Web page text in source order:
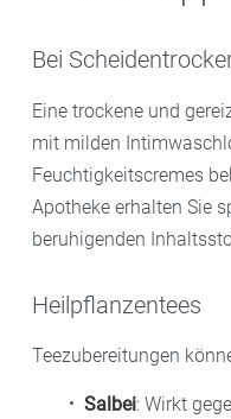
Bei
Eine trockene und
mit milden
Feuchtigkeitscremes
Apotheke erhalten Sie
beruhigenden
Heilpflanzentees
Teezubereitungen
Salbei: Wirkt